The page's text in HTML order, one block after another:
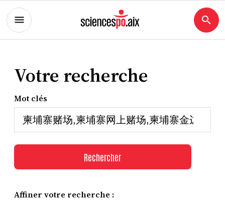
Votre recherche
Mot clés
Rechercher
Affiner votre recherche :